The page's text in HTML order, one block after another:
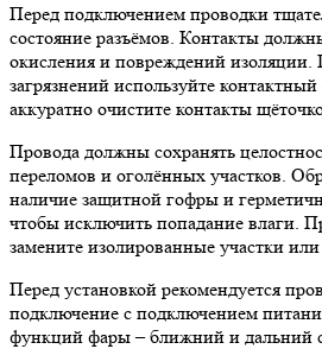
Перед подключением проводки
состояние разъёмов. Контакты
окисления и повреждений
загрязнений используйте
аккуратно очистите контакты
Провода должны сохранять
переломов и оголённых участков.
наличие защитной гофры и
чтобы исключить попадание влаги.
замените изолированные участки или
Перед установкой рекомендуется
подключение с подключением
функций фары – ближний и дальний